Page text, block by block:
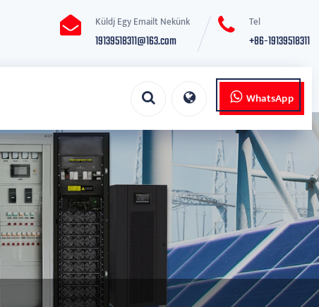
Küldj Egy Emailt Nekünk
19139518311@163.com
Tel
+86-19139518311
WhatsApp